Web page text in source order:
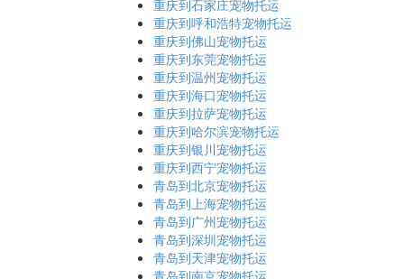
重庆到石家庄宠物托运
重庆到呼和浩特宠物托运
重庆到佛山宠物托运
重庆到东莞宠物托运
重庆到温州宠物托运
重庆到海口宠物托运
重庆到拉萨宠物托运
重庆到哈尔滨宠物托运
重庆到银川宠物托运
重庆到西宁宠物托运
青岛到北京宠物托运
青岛到上海宠物托运
青岛到广州宠物托运
青岛到深圳宠物托运
青岛到天津宠物托运
青岛到南京宠物托运